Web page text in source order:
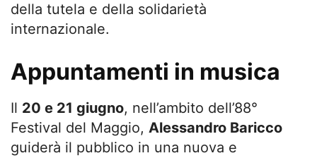
della tutela e della solidarietà
internazionale.
Appuntamenti in musica
Il 20 e 21 giugno, nell’ambito dell’88°
Festival del Maggio, Alessandro Baricco
guiderà il pubblico in una nuova e